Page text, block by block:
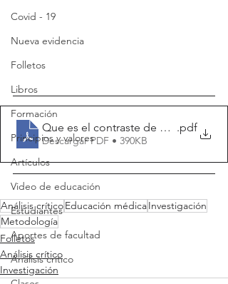
Covid - 19
Nueva evidencia
Folletos
Libros
Formación
Principios y valores
Artículos
Video de educación
Estudiantes
Aportes de facultad
Análisis crítico
Que es el contraste de hipotesis
.pdf
Descargar PDF • 390KB
Análisis críticoEducación médicaInvestigación
Metodología
Folletos
Análisis crítico
Investigación